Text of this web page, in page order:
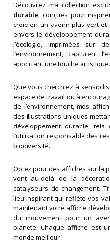
Découvrez ma collection
durable, conçues pour
croie en un avenir plus vert et
envers le développement
l’écologie, imprimées sur
l’environnement, capturent
apportant une touche artistique.
Que vous cherchiez à
espace de travail ou à
de l’environnement, mes
des illustrations uniques
développement durable,
l’utilisation responsable des
biodiversité.
Optez pour des affiches sur la
vont au-delà de la
catalyseurs de changement.
lieu inspirant qui reflète vos
maintenant votre affiche
du mouvement pour un
planète. Chaque affiche est
monde meilleur !